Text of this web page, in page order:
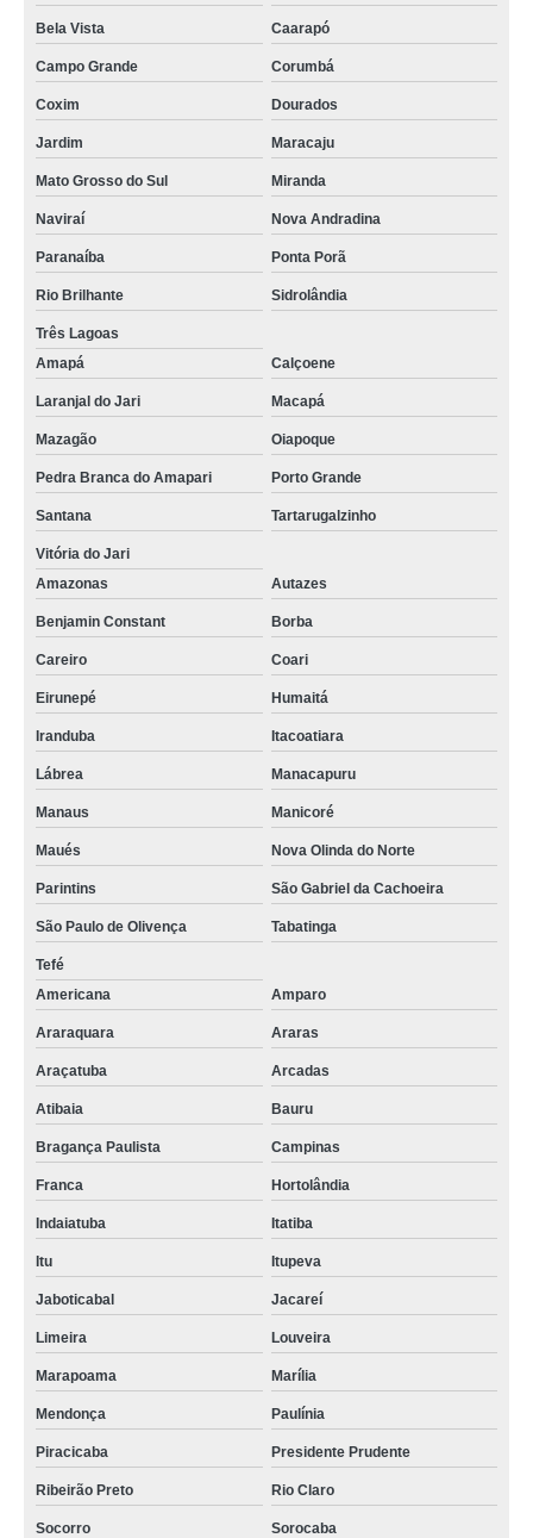
Bela Vista Caarapó
Campo Grande Corumbá
Coxim Dourados
Jardim Maracaju
Mato Grosso do Sul Miranda
Naviraí Nova Andradina
Paranaíba Ponta Porã
Rio Brilhante Sidrolândia
Três Lagoas
Amapá
Calçoene
Laranjal do Jari Macapá
Mazagão Oiapoque
Pedra Branca do Amapari Porto Grande
Santana Tartarugalzinho
Vitória do Jari
Amazonas
Autazes
Benjamin Constant Borba
Careiro Coari
Eirunepé Humaitá
Iranduba Itacoatiara
Lábrea Manacapuru
Manaus Manicoré
Maués Nova Olinda do Norte
Parintins São Gabriel da Cachoeira
São Paulo de Olivença Tabatinga
Tefé
Americana
Amparo
Araraquara Araras
Araçatuba Arcadas
Atibaia Bauru
Bragança Paulista Campinas
Franca Hortolândia
Indaiatuba Itatiba
Itu Itupeva
Jaboticabal Jacareí
Limeira Louveira
Marapoama Marília
Mendonça Paulínia
Piracicaba Presidente Prudente
Ribeirão Preto Rio Claro
Socorro Sorocaba